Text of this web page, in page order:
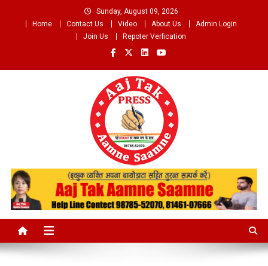
Sunday, August 09, 2026
Home
Contact Us Video About Us
Admin Login
Join Us
Repoter Verfication
Aaj Tak Aamne Saamne.com